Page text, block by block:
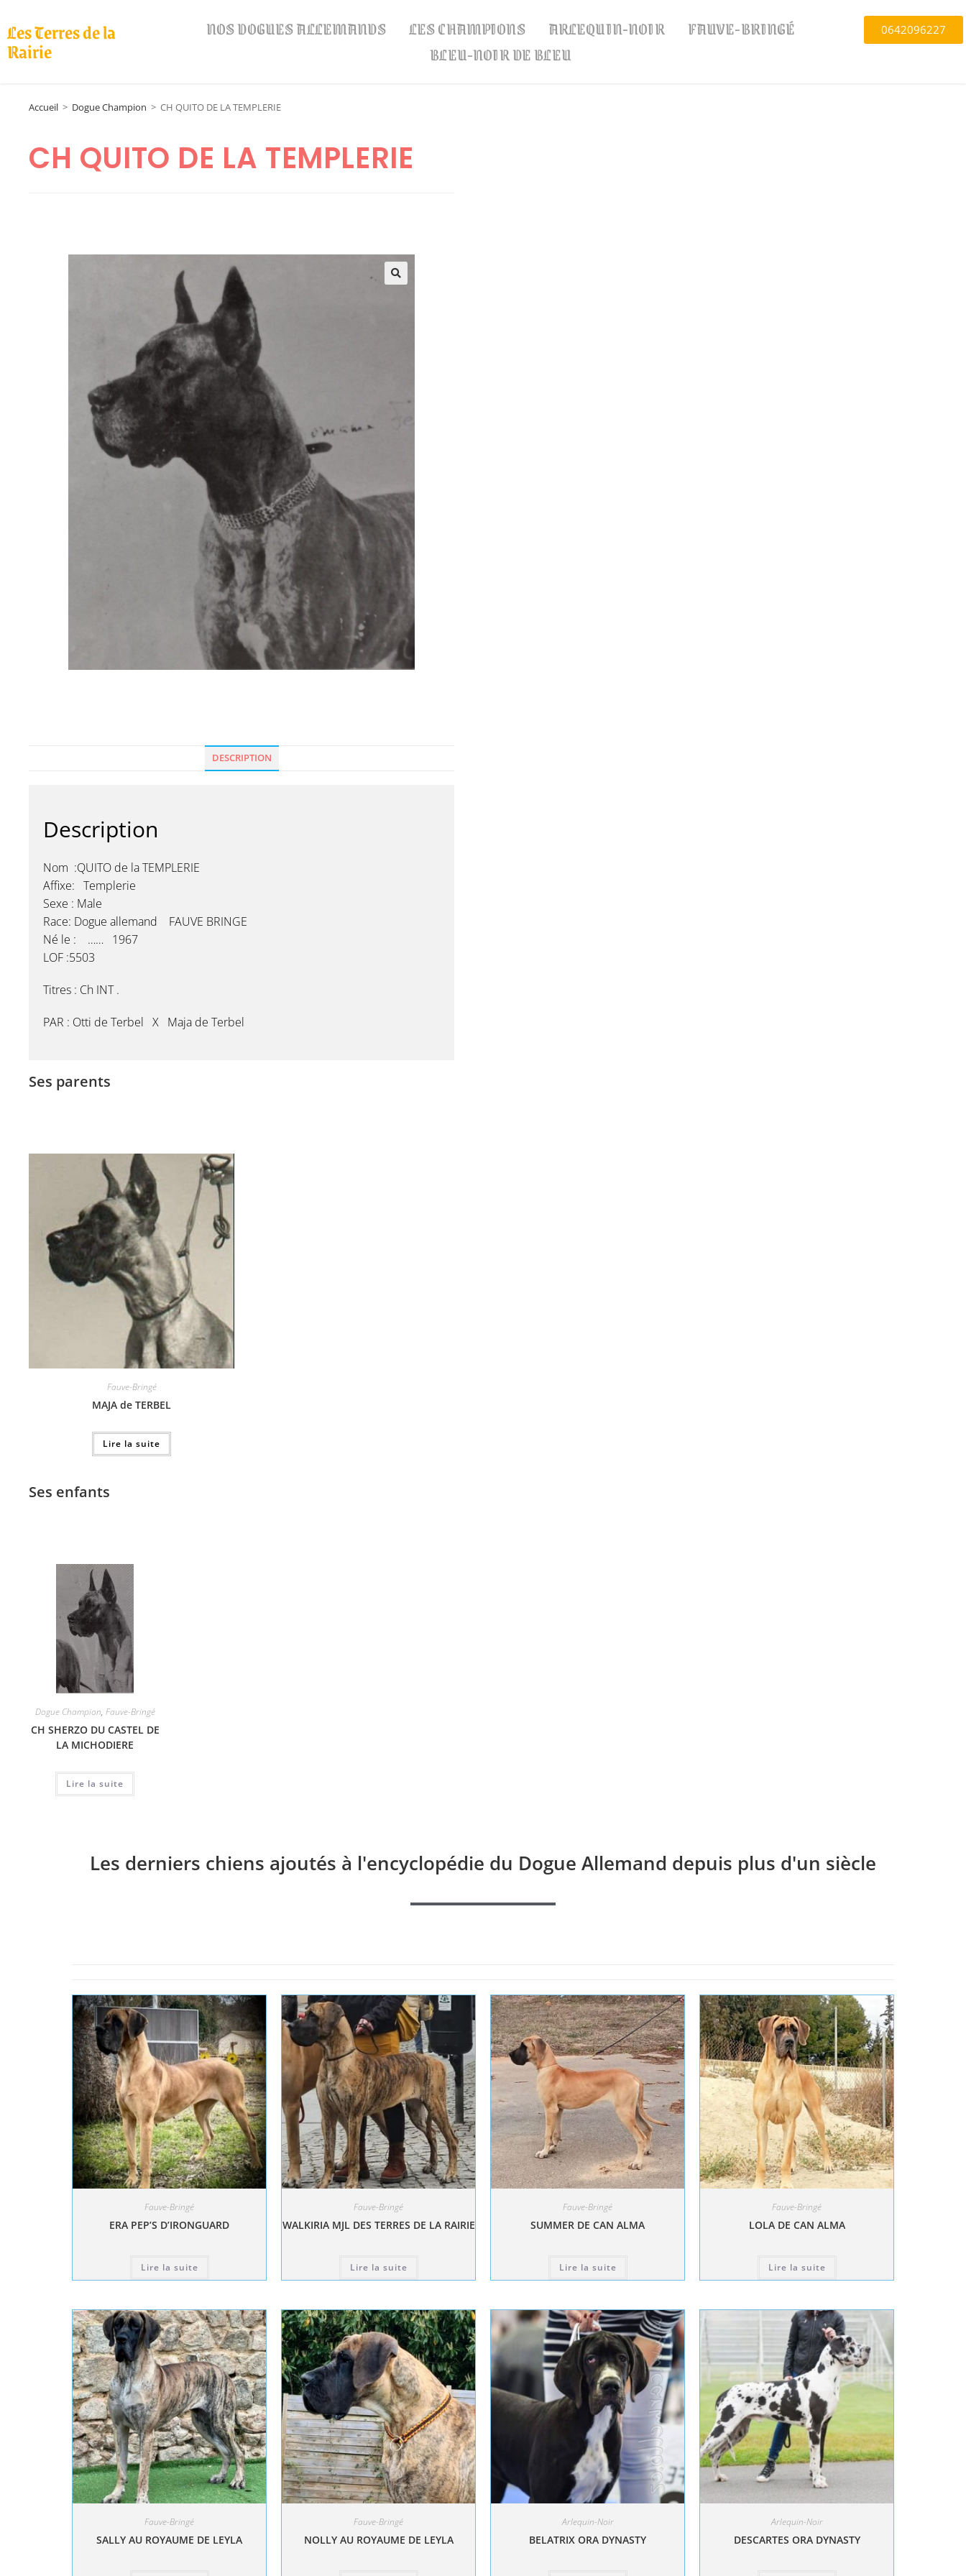
Les Terres de la
Rairie
NOS DOGUES ALLEMANDS LES CHAMPIONS ARLEQUIN-NOIR
FAUVE-BRINGÉ
BLEU-NOIR DE BLEU
0642096227
Accueil > Dogue Champion > CH QUITO DE LA TEMPLERIE
CH QUITO DE LA TEMPLERIE
DESCRIPTION
Description
Nom :QUITO de la TEMPLERIE
Affixe: Templerie
Sexe : Male
Race: Dogue allemand FAUVE BRINGE
Né le : …… 1967
LOF :5503
Titres : Ch INT .
PAR : Otti de Terbel X Maja de Terbel
Ses parents
Fauve-Bringé
MAJA de TERBEL
Lire la suite
Ses enfants
Dogue Champion, Fauve-Bringé
CH SHERZO DU CASTEL DE
LA MICHODIERE
Lire la suite
Les derniers chiens ajoutés à l'encyclopédie du Dogue Allemand depuis plus d'un siècle
Fauve-Bringé
ERA PEP’S D’IRONGUARD
Lire la suite
Fauve-Bringé
WALKIRIA MJL DES TERRES DE LA RAIRIE
Lire la suite
Fauve-Bringé
SUMMER DE CAN ALMA
Lire la suite
Fauve-Bringé
LOLA DE CAN ALMA
Lire la suite
Fauve-Bringé
SALLY AU ROYAUME DE LEYLA
Fauve-Bringé
NOLLY AU ROYAUME DE LEYLA
Arlequin-Noir
BELATRIX ORA DYNASTY
Arlequin-Noir
DESCARTES ORA DYNASTY